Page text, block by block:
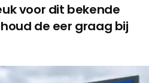
voor dit bekende
de eer graag bij